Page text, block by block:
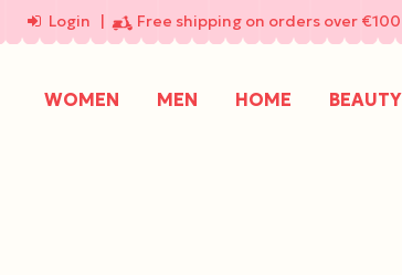
Login | Free shipping on orders over €100
WOMEN MEN HOME BEAUTY